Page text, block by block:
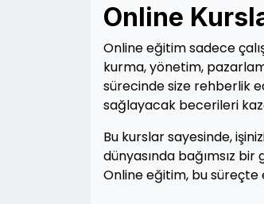
Online
Online eğitim sadece
kurma, yönetim,
sürecinde size rehberlik
sağlayacak becerileri
Bu kurslar sayesinde,
dünyasında bağımsız
Online eğitim, bu süreçte